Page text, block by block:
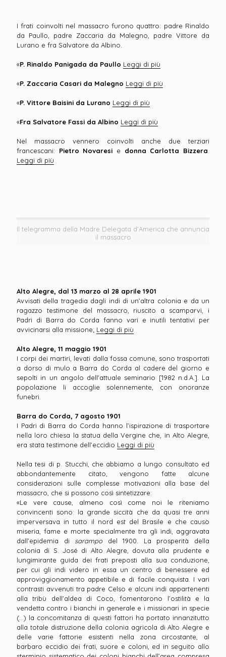
I frati coinvolti nel massacro furono quattro: padre Rinaldo
da Paullo, padre Zaccaria da Malegno, padre Vittore da
Lurano e fra Salvatore da Albino.
«P. Rinaldo Panigada da Paullo Leggi di più
«P. Zaccaria Casari da Malegno Leggi di più
«P. Vittore Baisini da Lurano Leggi di più
«Fra Salvatore Fassi da Albino Leggi di più
Nel massacro vennero coinvolti anche due terziari
francescani: Pietro Novaresi e donna Carlotta Bizzera
Leggi di più
Il telegramma della Madre Delegata d'America che annuncia
il massacro
Alto Alegre, dal 13 marzo al 28 aprile 1901
Avvisati della tragedia dagli indi di un’altra colonia e da un
ragazzo testimone del massacro, riuscito a scamparvi, i
Padri di Barra do Corda fanno vari e inutili tentativi per
avvicinarsi alla missione; Leggi di più
Alto Alegre, 11 maggio 1901
I corpi dei martiri, levati dalla fossa comune, sono trasportati
a dorso di mulo a Barra do Corda al cadere del giorno e
sepolti in un angolo dell'attuale seminario [1982 n.d.A.]. La
popolazione li accoglie solennemente, con onoranze
funebri.
Barra do Corda, 7 agosto 1901
I Padri di Barra do Corda hanno l’ispirazione di trasportare
nella loro chiesa la statua della Vergine che, in Alto Alegre,
era stata testimone dell’eccidio Leggi di più
Nella tesi di p. Stucchi, che abbiamo a lungo consultato ed
abbondantemente citato, vengono fatte alcune
considerazioni sulle complesse motivazioni alla base del
massacro, che si possono così sintetizzare:
«Le vere cause, almeno così come noi le riteniamo
convincenti sono: la grande siccità che da quasi tre anni
imperversava in tutto il nord est del Brasile e che causò
miseria, fame e morte specialmente tra gli indi, aggravata
dall’epidemia di sarampodel 1900. La prosperità della
colonia di S. José di Alto Alegre, dovuta alla prudente e
lungimirante guida dei frati preposti alla sua conduzione,
per cui gli indi videro in essa un centro di benessere ed
approviggionamento appetibile e di facile conquista. I vari
contrasti avvenuti tra padre Celso e alcuni indi appartenenti
alla tribù dell’aldea di Coco, fomentarono l’ostilità e la
vendetta contro i bianchi in generale e i missionari in specie
(…) la concomitanza di questi fattori ha portato innanzitutto
alla totale distruzione della colonia agricola di Alto Alegre e
delle varie fattorie esistenti nella zona circostante, al
barbaro eccidio dei frati, suore e coloni, ed in seguito allo